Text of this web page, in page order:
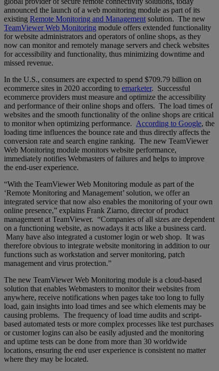
announced the launch of a web monitoring module as part of its
existing Remote Monitoring and Management solution. The new
TeamViewer Web Monitoring module offers extended functionality
for website administrators and operators of online shops, as they
now can monitor and remotely manage servers and check websites
for accessibility and functionality, thus minimizing downtime and
missed revenue.
In the U.S., consumers are expected to spend $709.79 billion on
ecommerce sites in 2020 according to emarketer. Successful
ecommerce providers must measure and optimize the accessibility
and performance of their online shops and offers. The load times of
websites and the smooth functionality of the online shops are critical
to monitor when optimizing performance. According to Google, the
loading time influences the bounce rate and thus directly affects the
conversion rate and search engine ranking. The new TeamViewer
Web Monitoring module monitors website performance,
immediately notifies Webmasters of failures and helps to improve
the end-user experience.
“With the TeamViewer Web Monitoring module as part of the
‘Remote Monitoring and Management’ solution, we offer an
integrated service that now also enables the monitoring of your own
online presence,” explains Frank Ziarno, director of product
management at TeamViewer. “Companies of all sizes are dependent
on a functioning website, as nowadays it acts like a business card.
Many have also integrated a customer login or web shop. It was
therefore obvious to integrate website monitoring in addition to our
functions such as workstation and server monitoring, patch
management and virus protection.”
The new TeamViewer Web Monitoring module is a cloud-based
solution that enables Webmasters to monitor their websites from
anywhere, receive notifications when pages take too long to fully
load, gain insights into load times and see which elements may be
causing problems. The frequency of load time audits and script-
based automated tests or more complex processes like test purchases
or customer logins can also be easily adjusted and the monitoring
and uptime tests can be done from more than 30 worldwide
locations, ensuring the end user experience is consistent no matter
where they may be located.